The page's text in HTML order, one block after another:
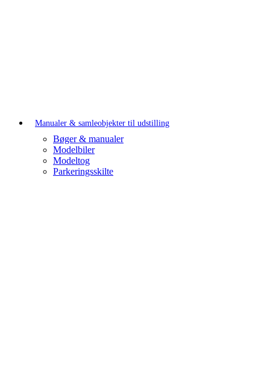
Manualer & samleobjekter til udstilling
Bøger & manualer
Modelbiler
Modeltog
Parkeringsskilte